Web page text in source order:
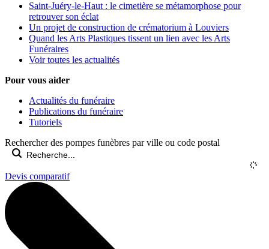
Saint-Juéry-le-Haut : le cimetière se métamorphose pour
retrouver son éclat
Un projet de construction de crématorium à Louviers
Quand les Arts Plastiques tissent un lien avec les Arts
Funéraires
Voir toutes les actualités
Pour vous aider
Actualités du funéraire
Publications du funéraire
Tutoriels
Rechercher des pompes funèbres par ville ou code postal
Devis comparatif